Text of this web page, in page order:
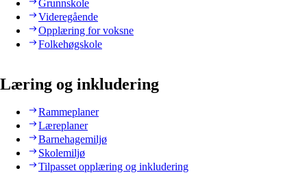
Grunnskole
Videregående
Opplæring for voksne
Folkehøgskole
Læring og inkludering
Rammeplaner
Læreplaner
Barnehagemiljø
Skolemiljø
Tilpasset opplæring og inkludering